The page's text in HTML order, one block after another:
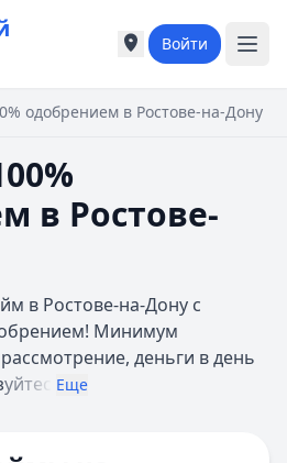
Города России
Москва
А
Барнаул
Белгород
Брянск
В
Города России
Москва
А
Барнаул
Белгород
Брянск
В
Войти
одобрением в Ростове-на-Дону
в Ростове-
в Ростове-на-Дону с
Минимум
деньги в день
уйтес Еще